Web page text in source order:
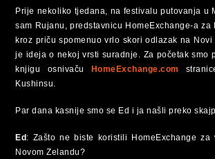
Prije nekoliko tjedana, na festivalu putovanja u
sam Rujanu, predstavnicu HomeExchange-a za
kroz priču spomenuo vrlo skori odlazak na
je ideja o nekoj vrsti suradnje. Za početak smo
knjigu osnivaču
HomeExchange.com
Kushinsu.
Par dana kasnije smo se Ed i ja našli preko
Ed : Zašto ne biste koristili HomeExchange
Novom Zelandu?